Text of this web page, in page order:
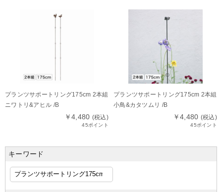
プランツサポートリング175cm 2本組
ニワトリ&アヒル /B
￥4,480 (税込)
45ポイント
プランツサポートリング175cm 2本組
小鳥&カタツムリ /B
￥4,480 (税込)
45ポイント
キーワード